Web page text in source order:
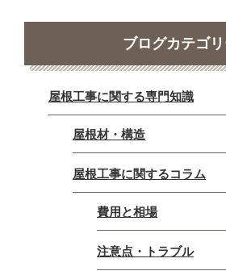
ブログカテゴ
屋根工事に関する専門知識
屋根材・構造
屋根工事に関するコラム
費用と相場
注意点・トラブル